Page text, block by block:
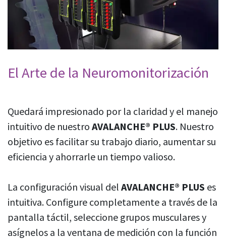
El Arte de la Neuromonitorización
Quedará impresionado por la claridad y el manejo
intuitivo de nuestro AVALANCHE® PLUS. Nuestro
objetivo es facilitar su trabajo diario, aumentar su
eficiencia y ahorrarle un tiempo valioso.
La configuración visual del AVALANCHE® PLUS es
intuitiva. Configure completamente a través de la
pantalla táctil, seleccione grupos musculares y
asígnelos a la ventana de medición con la función